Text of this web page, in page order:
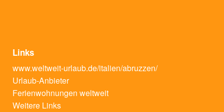
Links
www.weltweit-urlaub.de/italien/abruzzen/
Urlaub-Anbieter
Ferienwohnungen weltweit
Weitere Links